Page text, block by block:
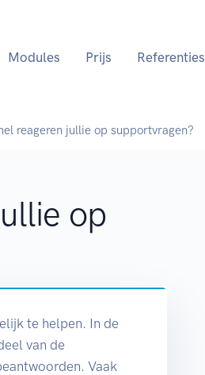
Modules Prijs Referenties
reageren jullie op supportvragen?
op
te helpen. In de
van de
Vaak